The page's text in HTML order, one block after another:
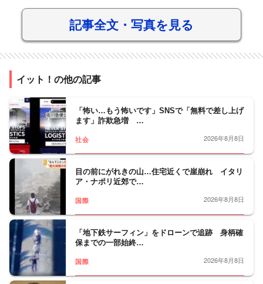
記事全文・写真を見る
イット！の他の記事
「怖い…もう怖いです」SNSで「無料で差し上げ
ます」詐欺急増 …
社会 2026年8月8日
目の前にがれきの山…住宅近くで崖崩れ イタリ
ア・ナポリ近郊で…
国際 2026年8月8日
「地下鉄サーフィン」をドローンで追跡 身柄確
保までの一部始終…
国際 2026年8月8日